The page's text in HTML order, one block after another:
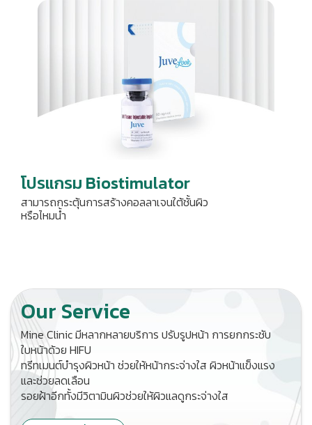
โปรแกรม Biostimulator
สามารถกระตุ้นการสร้างคอลลาเจนใต้ชั้นผิว
หรือไหมน้ำ
Our Service
Mine Clinic มีหลากหลายบริการ ปรับรูปหน้า การยกกระชับ
ใบหน้าด้วย HIFU
ทรีทเมนต์บำรุงผิวหน้า ช่วยให้หน้ากระจ่างใส ผิวหน้าแข็งแรง
และช่วยลดเลือน
รอยฝ้าอีกทั้งมีวิตามินผิวช่วยให้ผิวแลดูกระจ่างใส